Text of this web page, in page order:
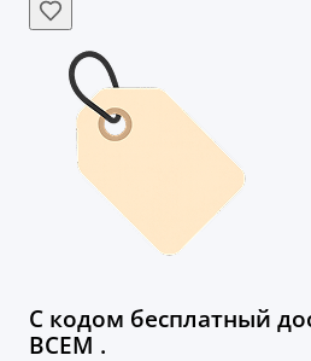
С кодом бесплатный
ВСЕМ .